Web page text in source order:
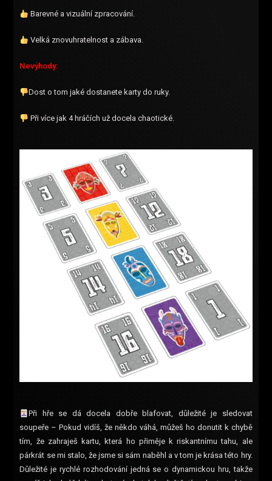
Barevné a vizuální zpracování.
Velká znovuhratelnost a zábava.
Nevýhody:
Dost o tom jaké dostanete karty do ruky.
Při více jak 4 hráčích už docela chaotické.
Při hře se dá docela dobře blafovat, důležité je sledovat
soupeře – Pokud vidíš, že někdo váhá, můžeš ho donutit k chybě
tím, že zahraješ kartu, která ho přiměje k riskantnímu tahu, ale
párkrát se mi stalo, že jsme si sám naběhl a v tom je krása této hry.
Důležité je rychlé rozhodování jedná se o dynamickou hru, takže